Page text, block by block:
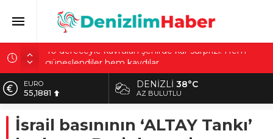
Sultangazi’de temel kazısında korkutan olay! 4 bina
Çiçek Pasajı’nda tartışma yaratan görüntü: Son hali
Hattuşa’nın altında ne var? Bilim insanları Çorum’da
5 noktaya yoğunlaştı
ALTIN
6.660,55
13.779,39
DENIZLI38°C
AZ BULUTLU
İsrail basınının ‘ALTAY Tankı’